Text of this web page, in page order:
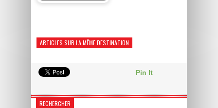
ARTICLES SUR LA MÊME DESTINATION
Pin It
RECHERCHER